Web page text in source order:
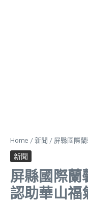
Home /新聞 / 屏縣國際
新聞
屏縣國際蘭
認助華山福